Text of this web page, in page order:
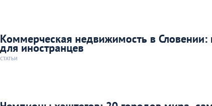
Коммерческая недвижимость в
для иностранцев
СТАТЬИ